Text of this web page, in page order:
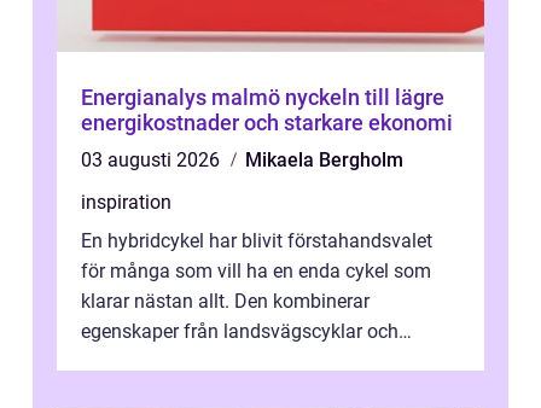
Energianalys malmö nyckeln till lägre
energikostnader och starkare ekonomi
03 augusti 2026
Mikaela Bergholm
inspiration
En hybridcykel har blivit förstahandsvalet
för många som vill ha en enda cykel som
klarar nästan allt. Den kombinerar
egenskaper från landsvägscyklar och